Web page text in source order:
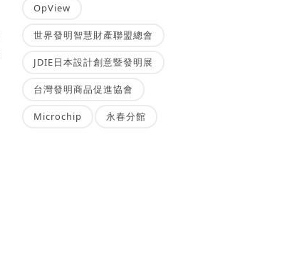
OpView
世界發明智慧財產聯盟總會
JDIE日本設計創意暨發明展
台灣發明商品促進協會
Microchip 永春分館